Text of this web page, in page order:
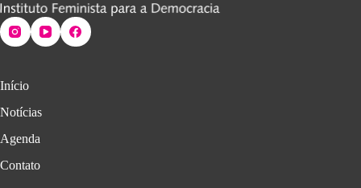
Início
Notícias
Agenda
Contato